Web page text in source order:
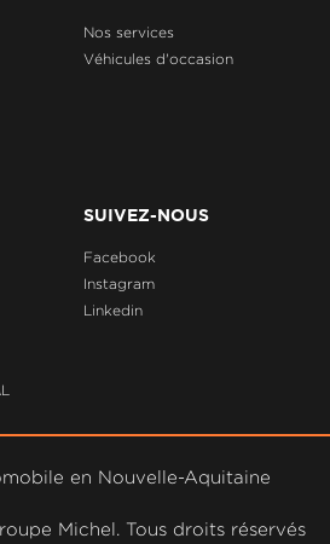
Nos services
Véhicules d'occasion
SUIVEZ-NOUS
Facebook
Instagram
Linkedin
en Nouvelle-Aquitaine
Michel. Tous droits réservés